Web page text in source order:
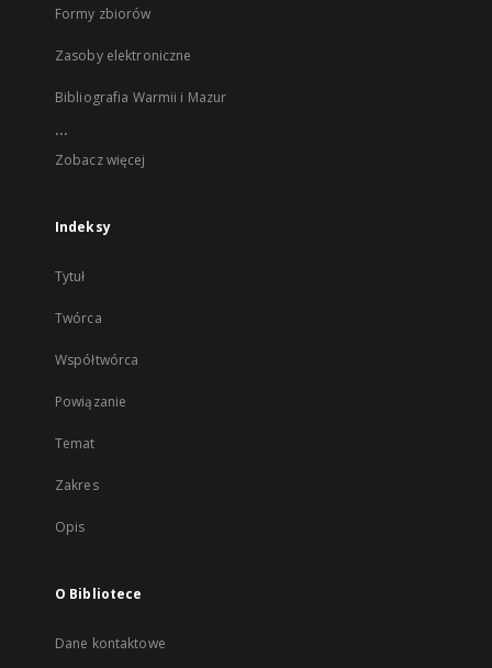
Formy zbiorów
Zasoby elektroniczne
Bibliografia Warmii i Mazur
...
Zobacz więcej
Indeksy
Tytuł
Twórca
Współtwórca
Powiązanie
Temat
Zakres
Opis
O Bibliotece
Dane kontaktowe